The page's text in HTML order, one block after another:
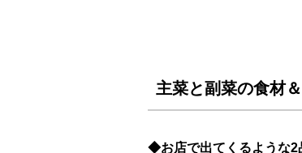
主菜と副菜の食材
◆お店で出てくるような2